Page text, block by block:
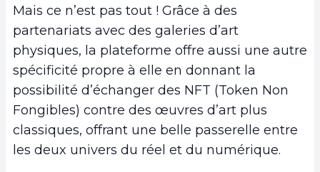
Mais ce n’est pas tout ! Grâce à des
partenariats avec des galeries d’art
physiques, la plateforme offre aussi une autre
spécificité propre à elle en donnant la
possibilité d’échanger des NFT (Token Non
Fongibles) contre des œuvres d’art plus
classiques, offrant une belle passerelle entre
les deux univers du réel et du numérique.